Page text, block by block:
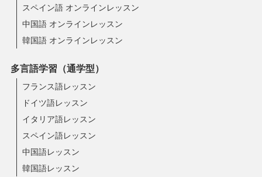
スペイン語 オンラインレッスン
中国語 オンラインレッスン
韓国語 オンラインレッスン
多言語学習（通学型）
フランス語レッスン
ドイツ語レッスン
イタリア語レッスン
スペイン語レッスン
中国語レッスン
韓国語レッスン